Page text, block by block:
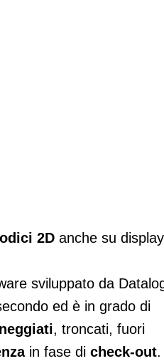
2D anche su
sviluppato da
ed è in grado di
, troncati, fuori
in fase di check-out.